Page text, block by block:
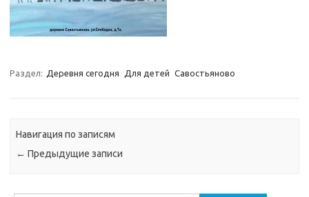
Раздел: Деревня сегодня Для детей Савостьяново
Навигация по записям
← Предыдущие записи